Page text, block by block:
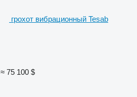
грохот вибрационный Tesab
≈ 75 100 $